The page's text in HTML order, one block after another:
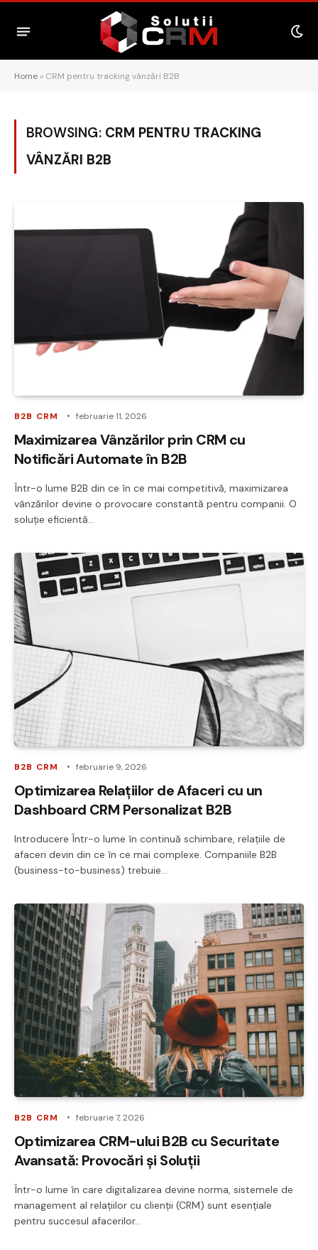
Home » CRM pentru tracking vânzări B2B
BROWSING: CRM PENTRU TRACKING
VÂNZĂRI B2B
B2B CRM februarie 11, 2026
Maximizarea Vânzărilor prin CRM cu
Notificări Automate în B2B
Într-o lume B2B din ce în ce mai competitivă, maximizarea
vânzărilor devine o provocare constantă pentru companii. O
soluție eficientă…
B2B CRM februarie 9, 2026
Optimizarea Relațiilor de Afaceri cu un
Dashboard CRM Personalizat B2B
Introducere Într-o lume în continuă schimbare, relațiile de
afaceri devin din ce în ce mai complexe. Companiile B2B
(business-to-business) trebuie…
B2B CRM februarie 7, 2026
Optimizarea CRM-ului B2B cu Securitate
Avansată: Provocări și Soluții
Într-o lume în care digitalizarea devine norma, sistemele de
management al relațiilor cu clienții (CRM) sunt esențiale
pentru succesul afacerilor…